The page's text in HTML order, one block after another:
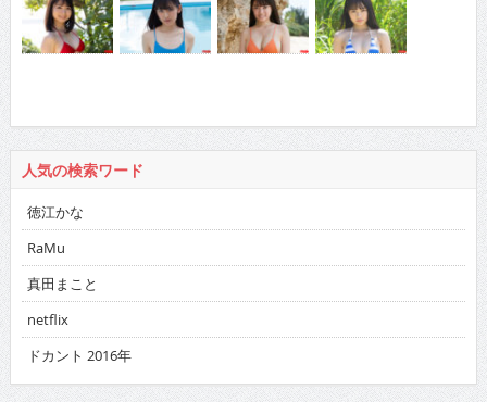
人気の検索ワード
徳江かな
RaMu
真田まこと
netflix
ドカント 2016年